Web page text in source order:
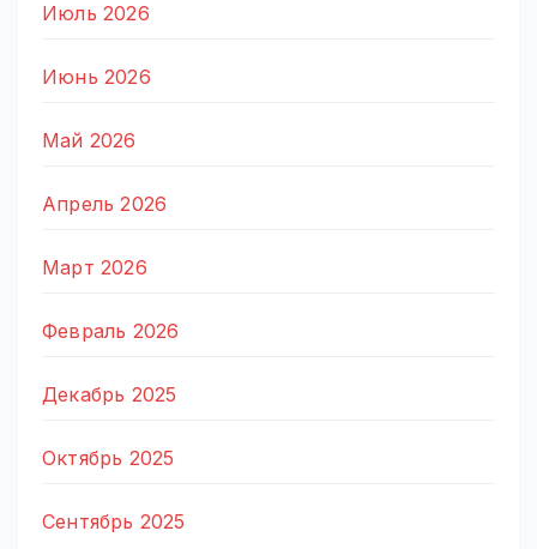
Июль 2026
Июнь 2026
Май 2026
Апрель 2026
Март 2026
Февраль 2026
Декабрь 2025
Октябрь 2025
Сентябрь 2025